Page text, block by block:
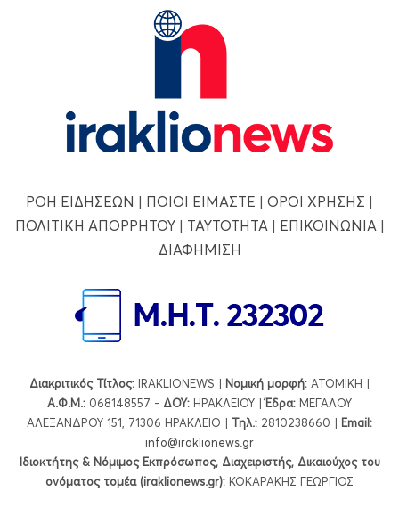
ΡΟΗ ΕΙΔΗΣΕΩΝ | ΠΟΙΟΙ ΕΙΜΑΣΤΕ | ΟΡΟΙ ΧΡΗΣΗΣ |
ΠΟΛΙΤΙΚΗ ΑΠΟΡΡΗΤΟΥ| ΤΑΥΤΟΤΗΤΑ| ΕΠΙΚΟΙΝΩΝΙΑ|
ΔΙΑΦΗΜΙΣΗ
Διακριτικός Τίτλος: IRAKLIONEWS | Νομική μορφή: ΑΤΟΜΙΚΗ |
Α.Φ.Μ.: 068148557 - ΔΟΥ: ΗΡΑΚΛΕΙΟΥ |Έδρα: ΜΕΓΑΛΟΥ
ΑΛΕΞΑΝΔΡΟΥ 151, 71306 ΗΡΑΚΛΕΙΟ | Τηλ.: 2810238660 | Εmail:
info@iraklionews.gr
Ιδιοκτήτης & Νόμιμος Εκπρόσωπος, Διαχειριστής, Δικαιούχος του
ονόματος τομέα (iraklionews.gr): ΚΟΚΑΡΑΚΗΣ ΓΕΩΡΓΙΟΣ